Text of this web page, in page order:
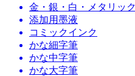
金・銀・白・メタリッ
添加用墨液
コミックインク
かな細字筆
かな中字筆
かな大字筆